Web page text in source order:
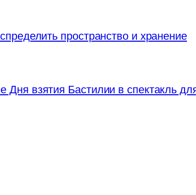
пространство и хранение
взятия Бастилии в спектакль